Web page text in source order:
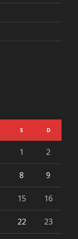
S D
1 2
8 9
15 16
22 23